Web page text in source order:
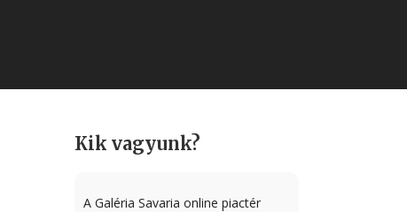
Kik vagyunk?
A Galéria Savaria online piactér